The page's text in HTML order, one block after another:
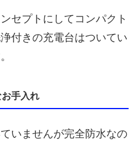
セプトにしてコンパクト
付きの充電台はついてい
手入れ
いませんが完全防水なの